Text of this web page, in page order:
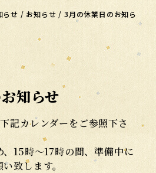
らせ / お知らせ /3月の休業日のお知ら
知らせ
記カレンダーをご参照下さ
15時〜17時の間、準備中に
致します。